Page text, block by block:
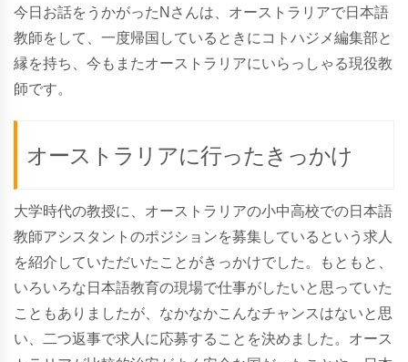
今日お話をうかがったNさんは、オーストラリアで日本語
教師をして、一度帰国しているときにコトハジメ編集部と
縁を持ち、今もまたオーストラリアにいらっしゃる現役教
師です。
オーストラリアに行ったきっかけ
大学時代の教授に、オーストラリアの小中高校での日本語
教師アシスタントのポジションを募集しているという求人
を紹介していただいたことがきっかけでした。もともと、
いろいろな日本語教育の現場で仕事がしたいと思っていた
こともありましたが、なかなかこんなチャンスはないと思
い、二つ返事で求人に応募することを決めました。オース